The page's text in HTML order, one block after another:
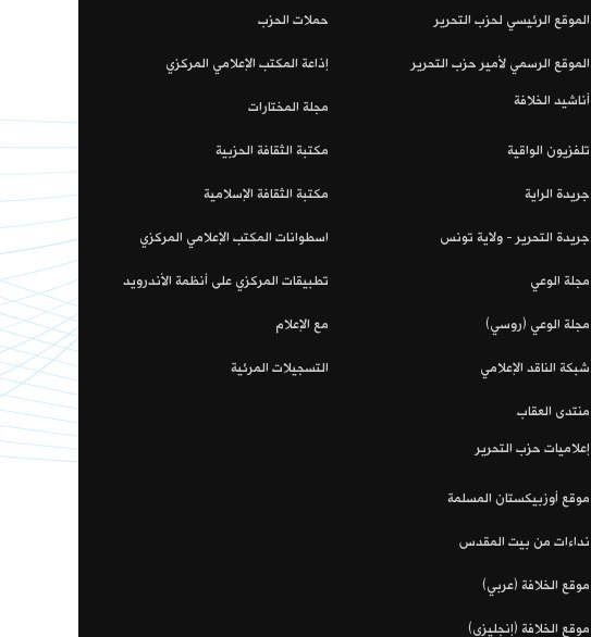
الموقع الرئيسي لحزب التحرير
الموقع الرسمي لأمير حزب التحرير
أناشيد الخلافة
تلفزيون الواقية
جريدة الراية
جريدة التحرير - ولاية تونس
مجلة الوعي
مجلة الوعي (روسي)
شبكة الناقد الإعلامي
منتدى العقاب
إعلاميات حزب التحرير
موقع أوزبيكستان المسلمة
نداءات من بيت المقدس
موقع الخلافة (عربي)
موقع الخلافة (إنجليزي)
حملات الحزب
إذاعة المكتب الإعلامي المركزي
مجلة المختارات
مكتبة الثقافة الحزبية
مكتبة الثقافة الإسلامية
اسطوانات المكتب الإعلامي المركزي
تطبيقات المركزي على أنظمة الأندرويد
مع الإعلام
التسجيلات المرئية